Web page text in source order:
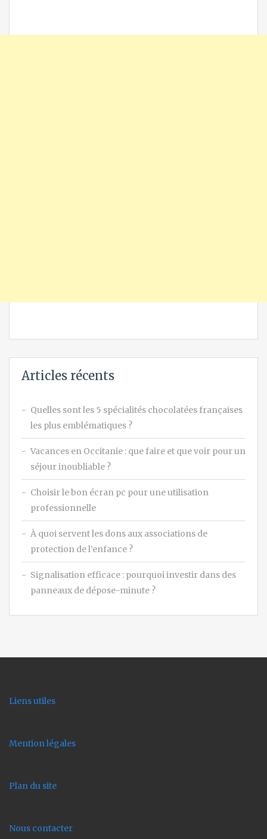
Articles récents
Quelles sont les 5 spécialités chocolatées françaises
les plus emblématiques ?
Vacances en Occitanie : que faire et que voir pour un
séjour inoubliable ?
Choisir le bon écran pc pour une utilisation
professionnelle
À quoi servent les dons aux associations de
protection de l’enfance ?
Signalisation efficace : pourquoi investir dans des
panneaux de dépose-minute ?
Liens utiles
Mention légales
Plan du site
Nous contacter